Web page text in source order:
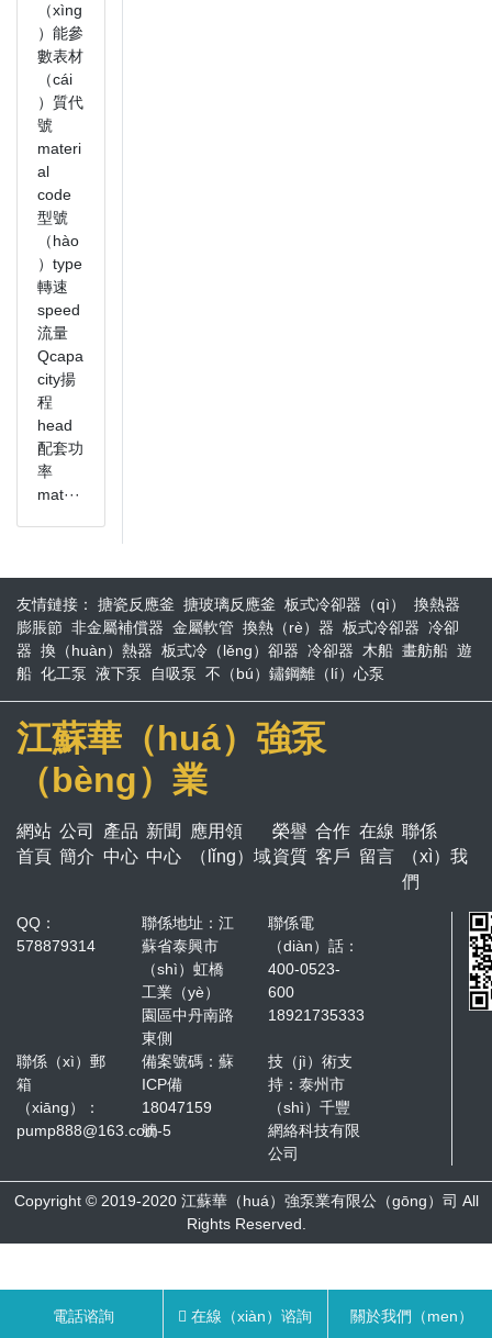
（xìng
）能參
數表材
（cái
）質代
號
materi
al
code
型號
（hào
）type
轉速
speed
流量
Qcapa
city揚
程
head
配套功
率
mat···
友情鏈接： 搪瓷反應釜 搪玻璃反應釜 板式冷卻器（qì）
換熱器
膨脹節 非金屬補償器 金屬軟管 換熱（rè）器 板式冷卻器 冷卻
器 換（huàn）熱器 板式冷（lěng）卻器 冷卻器 木船 畫舫船 遊
船 化工泵 液下泵 自吸泵 不（bú）鏽鋼離（lí）心泵
江蘇華（huá）強泵
（bèng）業
網站
首頁
公司
簡介
產品
中心
新聞
中心
應用領
（lǐng）域
榮譽
資質
合作
客戶
在線
留言
聯係
（xì）我
們
QQ：
578879314
聯係地址：江
蘇省泰興市
（shì）虹橋
工業（yè）
園區中丹南路
東側
聯係電
（diàn）話：
400-0523-
600
18921735333
聯係（xì）郵
箱
（xiāng）：
pump888@163.com
備案號碼：蘇
ICP備
18047159
號-5
技（jì）術支
持： 泰州市
（shì）千豐
網絡科技有限
公司
Copyright © 2019-2020 江蘇華（huá）強泵業有限公（gōng）司 All
Rights Reserved.
電話谘詢 在線（xiàn）谘詢 關於我們（men）
一起草 www.17.com-17c.com-嫩草国产17c-17c永久隐藏入口-www.17c